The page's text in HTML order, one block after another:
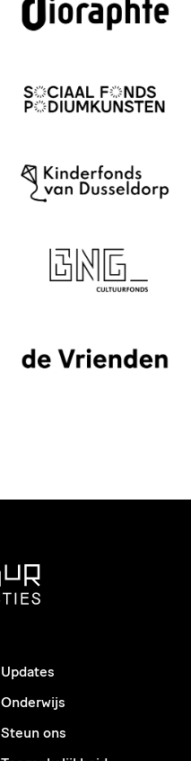
Updates
Onderwijs
Steun ons